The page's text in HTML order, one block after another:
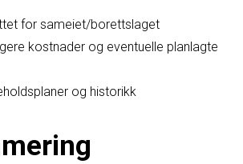
for sameiet/borettslaget
kostnader og eventuelle planlagte
og historikk